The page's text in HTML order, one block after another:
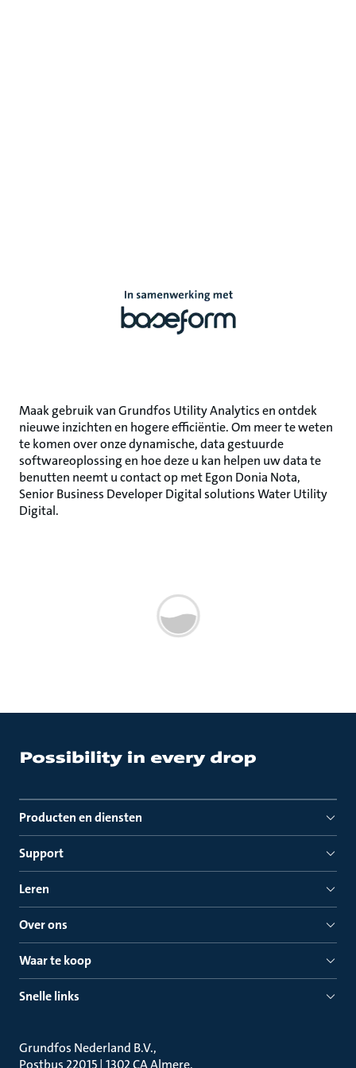
Maak gebruik van Grundfos Utility Analytics en ontdek
nieuwe inzichten en hogere efficiëntie. Om meer te weten
te komen over onze dynamische, data gestuurde
softwareoplossing en hoe deze u kan helpen uw data te
benutten neemt u contact op met Egon Donia Nota,
Senior Business Developer Digital solutions Water Utility
Digital.
Producten en diensten
Support
Leren
Over ons
Waar te koop
Snelle links
Grundfos Nederland B.V.
Postbus 22015 | 1302 CA Almere